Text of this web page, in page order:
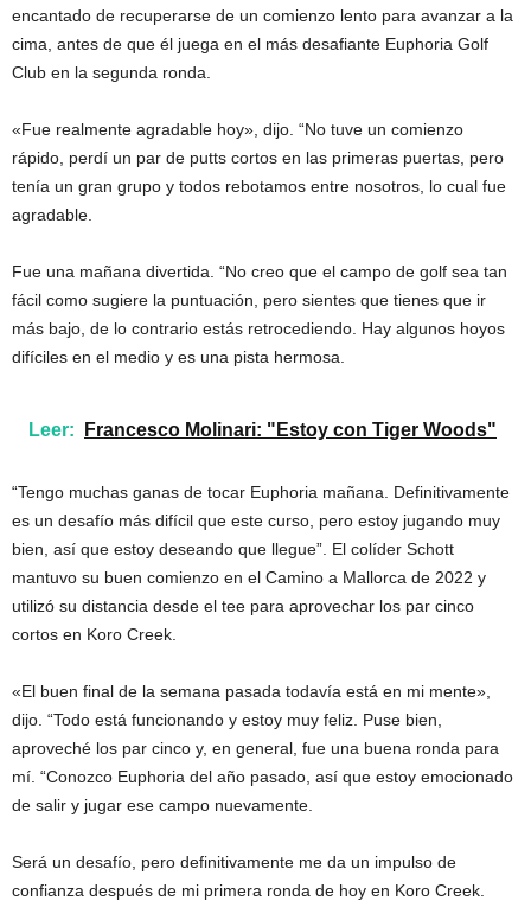
encantado de recuperarse de un comienzo lento para avanzar a la
cima, antes de que él juega en el más desafiante Euphoria Golf
Club en la segunda ronda.
«Fue realmente agradable hoy», dijo. “No tuve un comienzo
rápido, perdí un par de putts cortos en las primeras puertas, pero
tenía un gran grupo y todos rebotamos entre nosotros, lo cual fue
agradable.
Fue una mañana divertida. “No creo que el campo de golf sea tan
fácil como sugiere la puntuación, pero sientes que tienes que ir
más bajo, de lo contrario estás retrocediendo. Hay algunos hoyos
difíciles en el medio y es una pista hermosa.
Leer: Francesco Molinari: "Estoy con Tiger Woods"
“Tengo muchas ganas de tocar Euphoria mañana. Definitivamente
es un desafío más difícil que este curso, pero estoy jugando muy
bien, así que estoy deseando que llegue”. El colíder Schott
mantuvo su buen comienzo en el Camino a Mallorca de 2022 y
utilizó su distancia desde el tee para aprovechar los par cinco
cortos en Koro Creek.
«El buen final de la semana pasada todavía está en mi mente»,
dijo. “Todo está funcionando y estoy muy feliz. Puse bien,
aproveché los par cinco y, en general, fue una buena ronda para
mí. “Conozco Euphoria del año pasado, así que estoy emocionado
de salir y jugar ese campo nuevamente.
Será un desafío, pero definitivamente me da un impulso de
confianza después de mi primera ronda de hoy en Koro Creek.